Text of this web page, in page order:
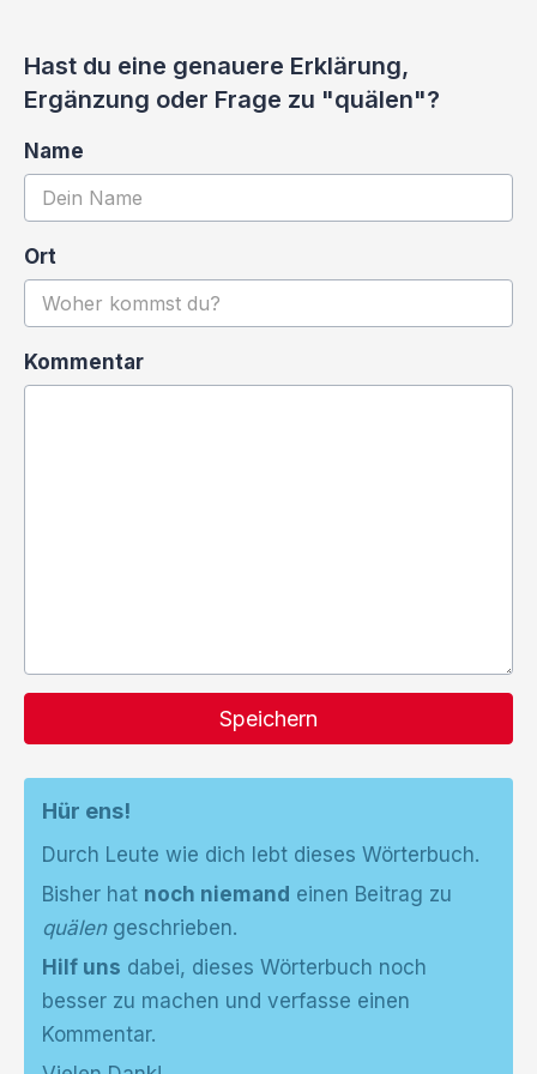
Hast du eine genauere Erklärung,
Ergänzung oder Frage zu "quälen"?
Name
Ort
Kommentar
Speichern
Hür ens!
Durch Leute wie dich lebt dieses Wörterbuch.
Bisher hat noch niemand einen Beitrag zu
quälengeschrieben.
Hilf uns dabei, dieses Wörterbuch noch
besser zu machen und verfasse einen
Kommentar.